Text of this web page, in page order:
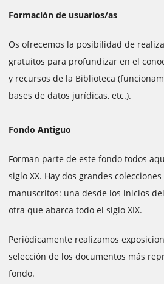
Formación de usuarios/as
Os ofrecemos la posibilidad de
gratuitos para profundizar en el
y recursos de la Biblioteca
bases de datos jurídicas, etc.).
Fondo Antiguo
Forman parte de este fondo todos
siglo XX. Hay dos grandes
manuscritos: una desde los inicios
otra que abarca todo el siglo XIX.
Periódicamente realizamos
selección de los documentos más
fondo.